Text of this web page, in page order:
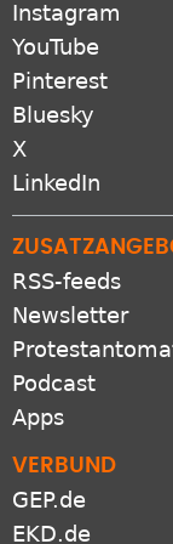
Instagram
YouTube
Pinterest
Bluesky
X
LinkedIn
RSS-feeds
Newsletter
Podcast
Apps
VERBUND
GEP.de
EKD.de